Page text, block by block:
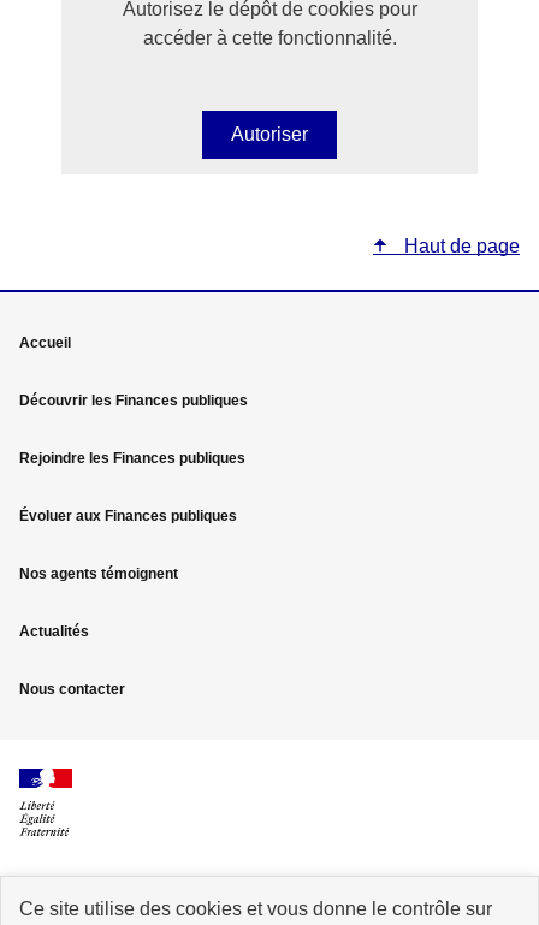
Ce site utilise des cookies et vous donne le contrôle sur
Autorisez le dépôt de cookies pour
accéder à cette fonctionnalité.
Autoriser
Haut de page
Mega
menu
de
page
Accueil
Découvrir les Finances publiques
Rejoindre les Finances publiques
Évoluer aux Finances publiques
Nos agents témoignent
Actualités
Nous contacter
info.gouv.fr service-public.fr